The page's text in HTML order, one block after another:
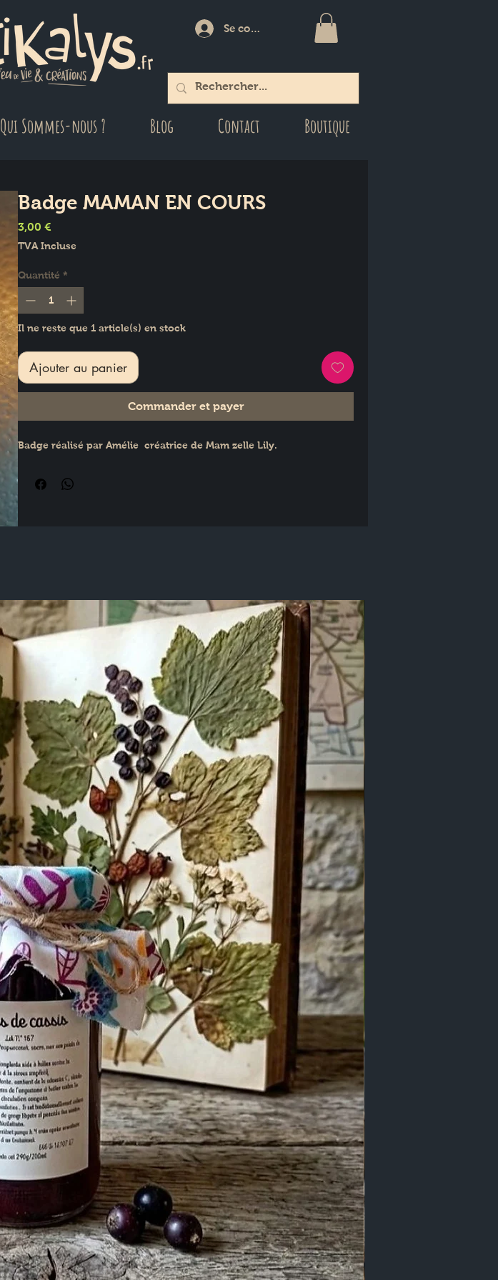
Se connecter
Qui Sommes-nous ? Blog Contact Boutique
Badge MAMAN EN COURS
3,00 €
TVA Incluse
Quantité *
Il ne reste que 1 article(s) en stock
Ajouter au panier
Commander et payer
Badge réalisé par Amélie  créatrice de Mam zelle Lily.